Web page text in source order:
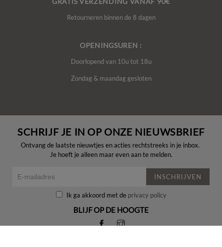
Retourneren binnen de 8 dagen
OPENINGSUREN :
Doorlopend van 10u tot 18u
Zondag & maandag gesloten
SCHRIJF JE IN OP ONZE NIEUWSBRIEF
Ontvang de laatste nieuwtjes en acties rechtstreeks in je inbox.
Je hoeft je alleen maar even aan te melden.
INSCHRIJVEN
Ik ga akkoord met de privacy policy
BLIJF OP DE HOOGTE